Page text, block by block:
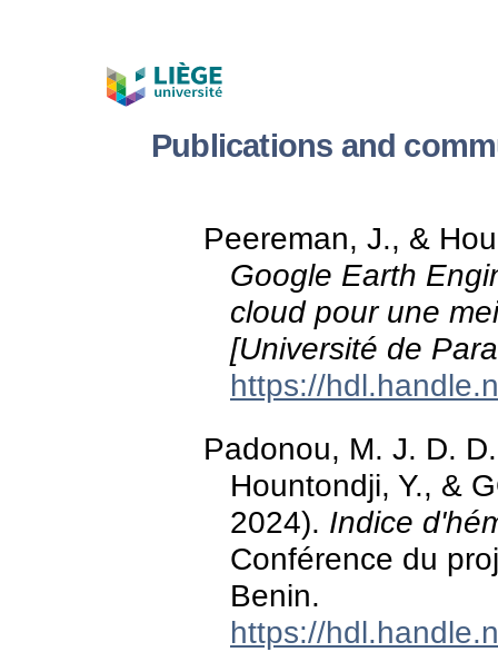
Publications and
Peereman, J., &
Google Earth
cloud pour une
[Université de
https://
Padonou, M. J. D.
Hountondji, Y., &
2024). Indice
Conférence du
Benin.
https://